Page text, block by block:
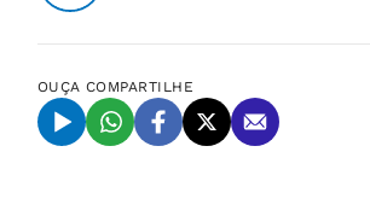
OUÇA COMPARTILHE